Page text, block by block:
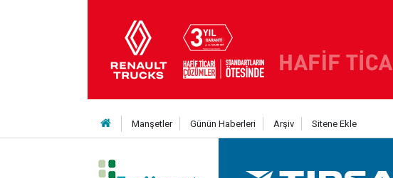
Manşetler Günün Haberleri Arşiv Sitene Ekle